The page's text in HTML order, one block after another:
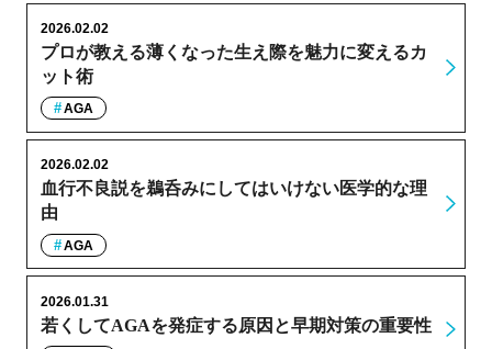
プロが教える薄くなった生え際を魅力に変えるカ
ット術
2026.02.02
AGA
血行不良説を鵜呑みにしてはいけない医学的な理
由
2026.02.02
AGA
若くしてAGAを発症する原因と早期対策の重要性
2026.01.31